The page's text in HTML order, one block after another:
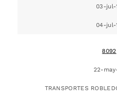
03-jul-
04-jul-
8092
22-
TRANSPORTES